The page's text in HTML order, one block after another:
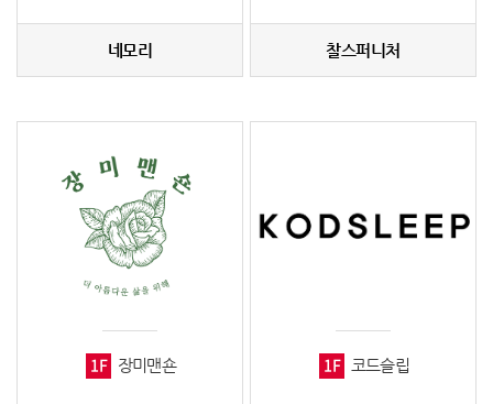
네모리 찰스퍼니처
1F 장미맨숀 1F 코드슬립